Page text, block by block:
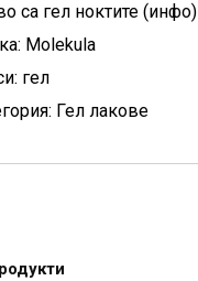
са гел ноктите (инфо)
Molekula
гел
Гел лакове